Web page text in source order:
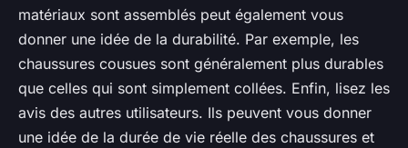
matériaux sont assemblés peut également vous
donner une idée de la durabilité. Par exemple, les
chaussures cousues sont généralement plus durables
que celles qui sont simplement collées. Enfin, lisez les
avis des autres utilisateurs. Ils peuvent vous donner
une idée de la durée de vie réelle des chaussures et